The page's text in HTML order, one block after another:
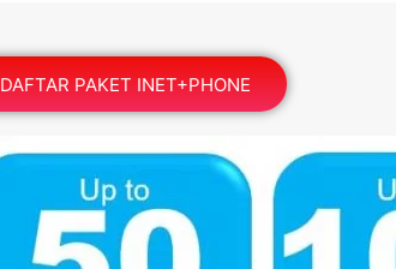
DAFTAR PAKET INET+PHONE